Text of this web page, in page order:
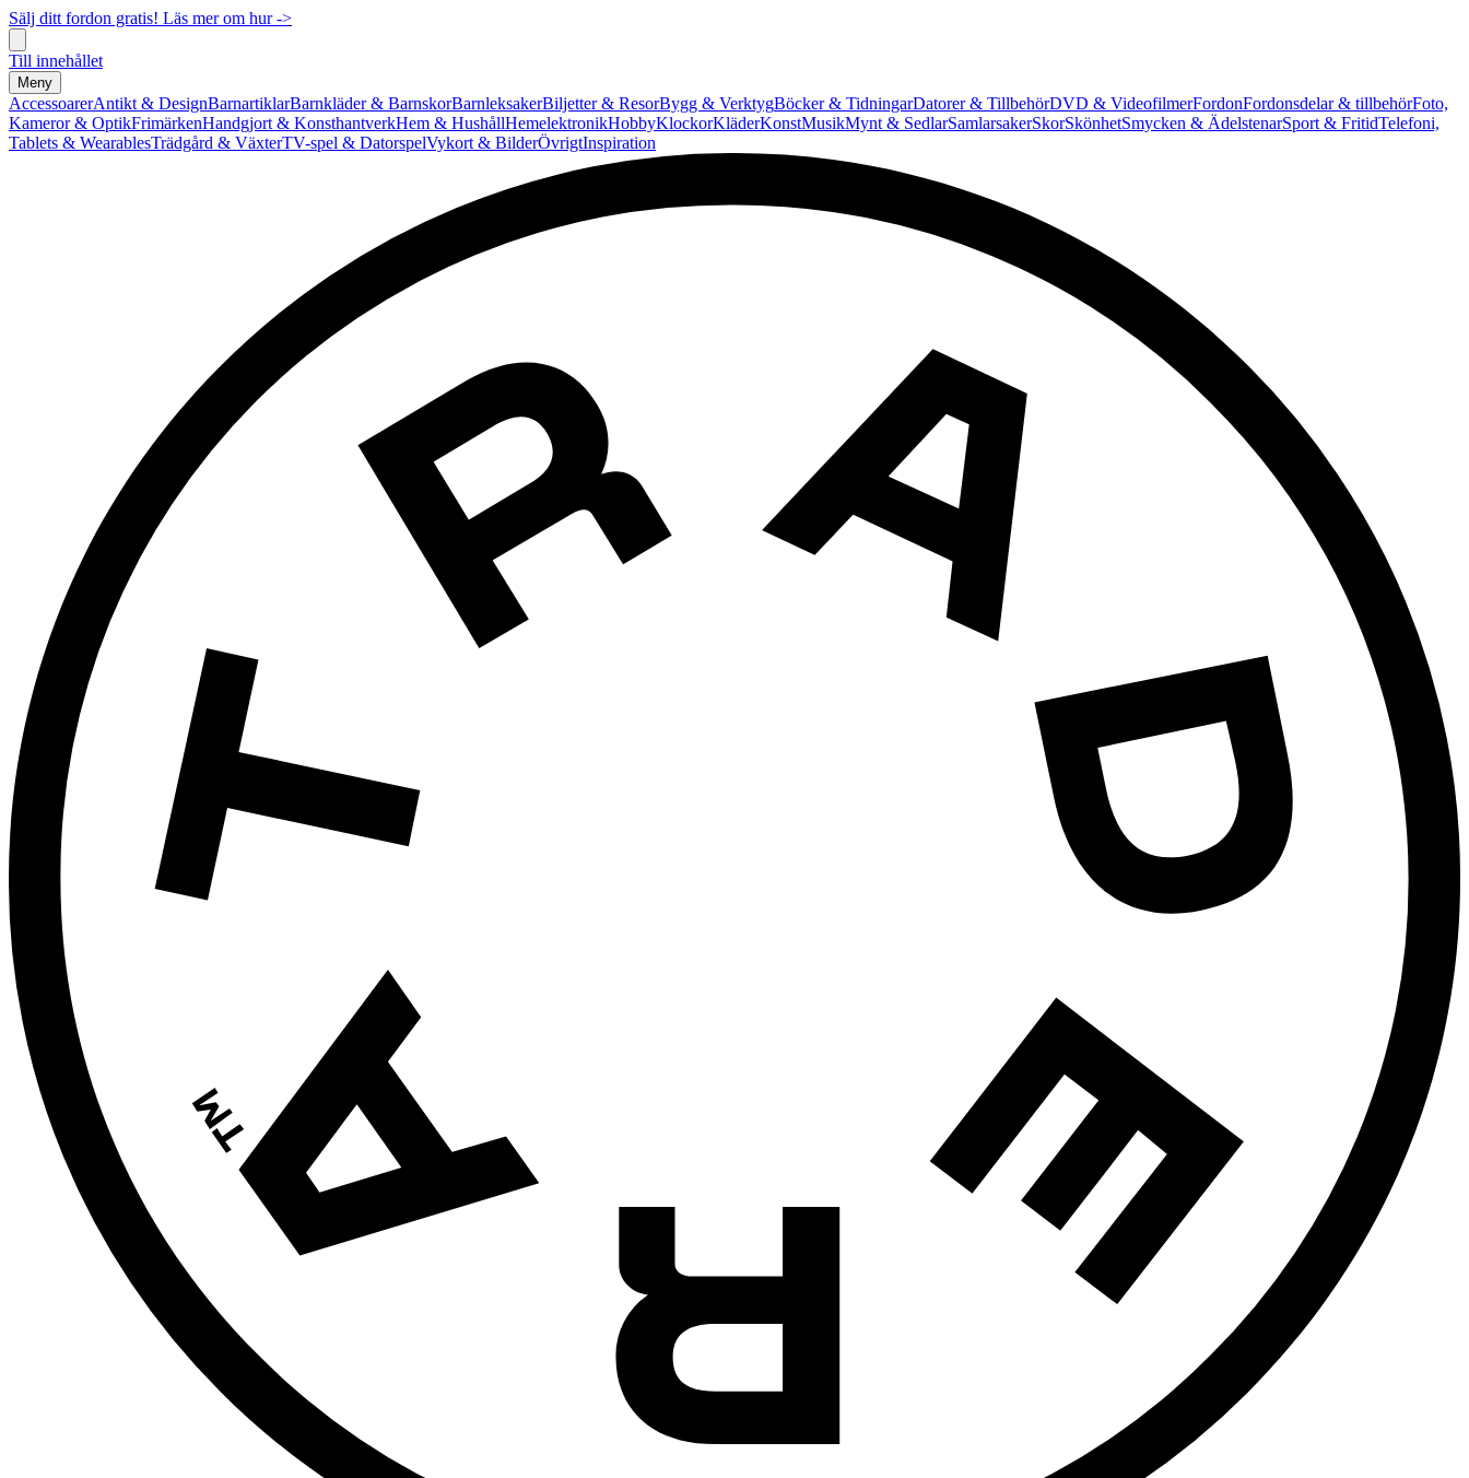
Sälj ditt fordon gratis! Läs mer om hur ->
Till innehållet
Meny
AccessoarerAntikt & DesignBarnartiklarBarnkläder & BarnskorBarnleksakerBiljetter & ResorBygg & VerktygBöcker & TidningarDatorer & TillbehörDVD & VideofilmerFordonFordonsdelar & tillbehörFoto,
Kameror & OptikFrimärkenHandgjort & KonsthantverkHem & HushållHemelektronikHobbyKlockorKläderKonstMusikMynt & SedlarSamlarsakerSkorSkönhetSmycken & ÄdelstenarSport & FritidTelefoni,
Tablets & WearablesTrädgård & VäxterTV-spel & DatorspelVykort & BilderÖvrigtInspiration